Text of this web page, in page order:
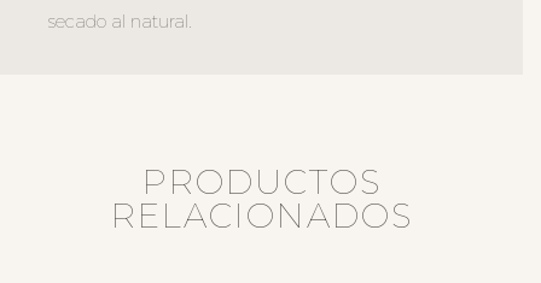
secado al natural.
PRODUCTOS
RELACIONADOS